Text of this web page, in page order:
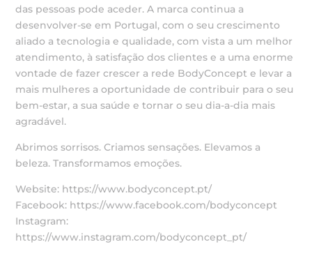
das pessoas pode aceder. A marca continua a
desenvolver-se em Portugal, com o seu crescimento
aliado a tecnologia e qualidade, com vista a um melhor
atendimento, à satisfação dos clientes e a uma enorme
vontade de fazer crescer a rede BodyConcept e levar a
mais mulheres a oportunidade de contribuir para o seu
bem-estar, a sua saúde e tornar o seu dia-a-dia mais
agradável.
Abrimos sorrisos. Criamos sensações. Elevamos a
beleza. Transformamos emoções.
Website: https://www.bodyconcept.pt/
Facebook: https://www.facebook.com/bodyconcept
Instagram:
https://www.instagram.com/bodyconcept_pt/